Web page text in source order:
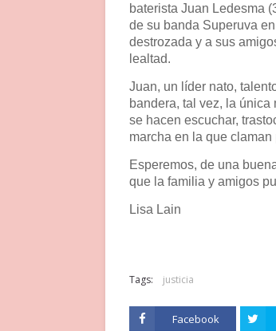
baterista Juan Ledesma
de su banda Superuva
destrozada y a sus
lealtad.
Juan, un líder nato,
bandera, tal vez, la
se hacen escuchar,
marcha en la que claman
Esperemos, de una
que la familia y amigos
Lisa Lain
Tags: justicia
Facebook